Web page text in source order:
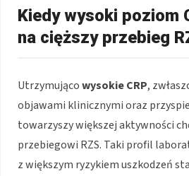
Kiedy wysoki poziom
na cięższy przebieg
Utrzymującowysokie CRP,
objawami klinicznymi oraz
towarzyszy większej aktywności
przebiegowi RZS. Taki profil
z większym ryzykiem uszkodzeń